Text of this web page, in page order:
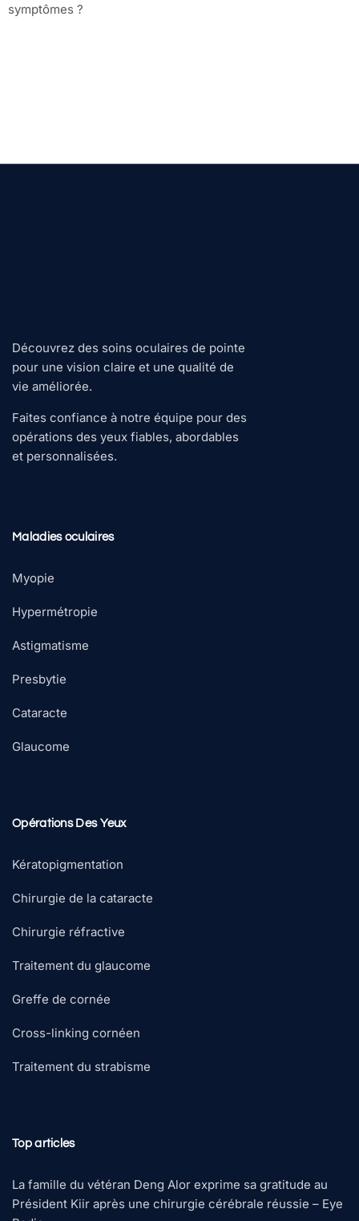
symptômes ?
Découvrez des soins oculaires de pointe
pour une vision claire et une qualité de
vie améliorée.
Faites confiance à notre équipe pour des
opérations des yeux fiables, abordables
et personnalisées.
Maladies oculaires
Myopie
Hypermétropie
Astigmatisme
Presbytie
Cataracte
Glaucome
Opérations Des Yeux
Kératopigmentation
Chirurgie de la cataracte
Chirurgie réfractive
Traitement du glaucome
Greffe de cornée
Cross-linking cornéen
Traitement du strabisme
Top articles
La famille du vétéran Deng Alor exprime sa gratitude au
Président Kiir après une chirurgie cérébrale réussie – Eye